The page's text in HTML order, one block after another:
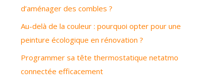
d’aménager des combles ?
Au-delà de la couleur : pourquoi opter pour une
peinture écologique en rénovation ?
Programmer sa tête thermostatique netatmo
connectée efficacement